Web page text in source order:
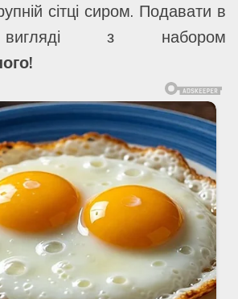
сітці сиром. Подавати в
вигляді з набором